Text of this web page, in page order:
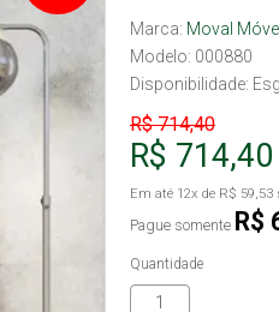
Marca: Moval
Modelo: 000880
Disponibilidade:
R$ 714,40
R$ 714,40
Em até 12x de R$ 59,53
Pague somente R$
Quantidade